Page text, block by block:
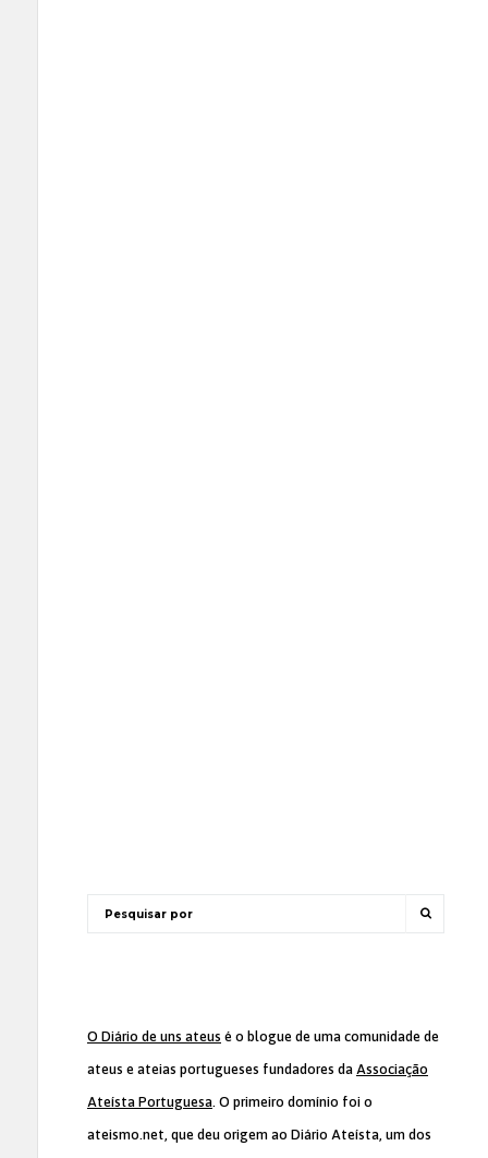
O Diário de uns ateus é o blogue de uma comunidade de
ateus e ateias portugueses fundadores da Associação
Ateísta Portuguesa. O primeiro domínio foi o
ateismo.net, que deu origem ao Diário Ateísta, um dos